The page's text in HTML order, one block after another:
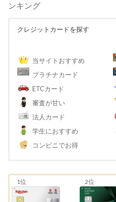
ンキング
クレジットカードを探す
当サイトおすすめ
プラチナカード
ETCカード
審査が甘い
法人カード
学生におすすめ
コンビニでお得
1位 2位